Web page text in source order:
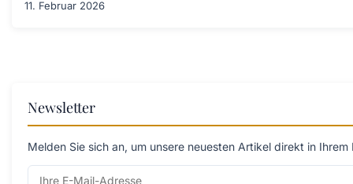
11. Februar 2026
Newsletter
Melden Sie sich an, um unsere neuesten Artikel direkt in